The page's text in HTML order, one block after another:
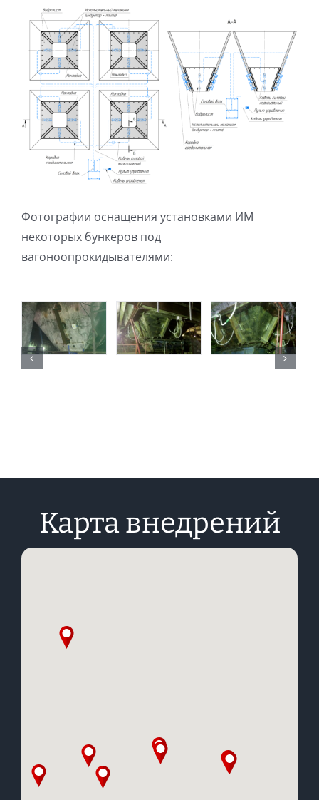
Фотографии оснащения установками ИМ
некоторых бункеров под
вагоноопрокидывателями:
Карта внедрений